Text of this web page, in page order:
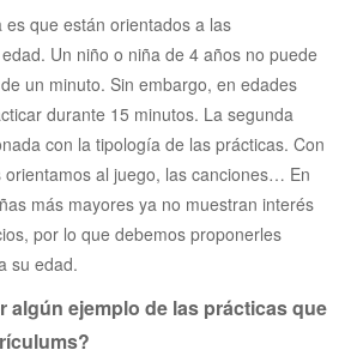
es que están orientados a las
Un niño o niña de 4 años no puede
un minuto. Sin embargo, en edades
durante 15 minutos. La segunda
con la tipología de las prácticas. Con
orientamos al juego, las canciones… En
más mayores ya no muestran interés
por lo que debemos proponerles
su edad.
algún ejemplo de las prácticas que